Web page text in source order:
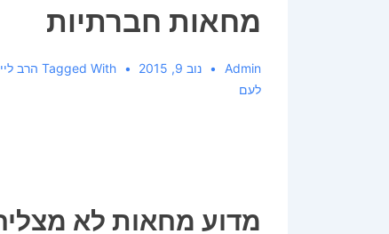
מחאות חברתיות
Admin נוב 9, 2015 Tagged With הרב
לעם
מדוע מחאות לא